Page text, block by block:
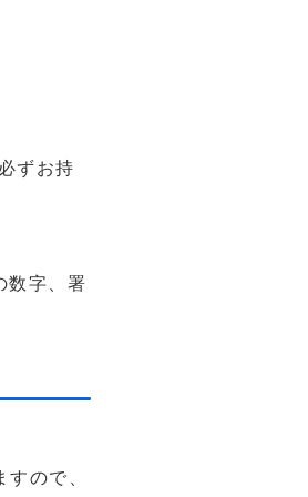
ずお持
数字、署
ので、